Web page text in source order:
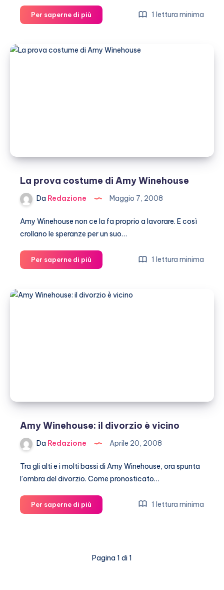
Per saperne di più
non
andare
1 lettura minima
La prova costume di Amy Winehouse
Da Redazione Maggio 7, 2008
Amy Winehouse non ce la fa proprio a lavorare. E così
crollano le speranze per un suo…
Per saperne di più
prova
di
1 lettura minima
Amy Winehouse: il divorzio è vicino
Da Redazione Aprile 20, 2008
Tra gli alti e i molti bassi di Amy Winehouse, ora spunta
l’ombra del divorzio. Come pronosticato…
Per saperne di più
Winehouse:
vicino
1 lettura minima
Pagina 1 di 1